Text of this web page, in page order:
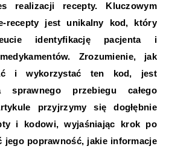
realizacji recepty. Kluczowym
recepty jest unikalny kod, który
identyfikację pacjenta i
Zrozumienie, jak
i wykorzystać ten kod, jest
sprawnego przebiegu całego
przyjrzymy się dogłębnie
i kodowi, wyjaśniając krok po
jego poprawność, jakie informacje